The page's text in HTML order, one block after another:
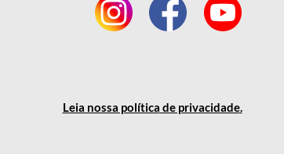
Leia nossa política de privacidade.